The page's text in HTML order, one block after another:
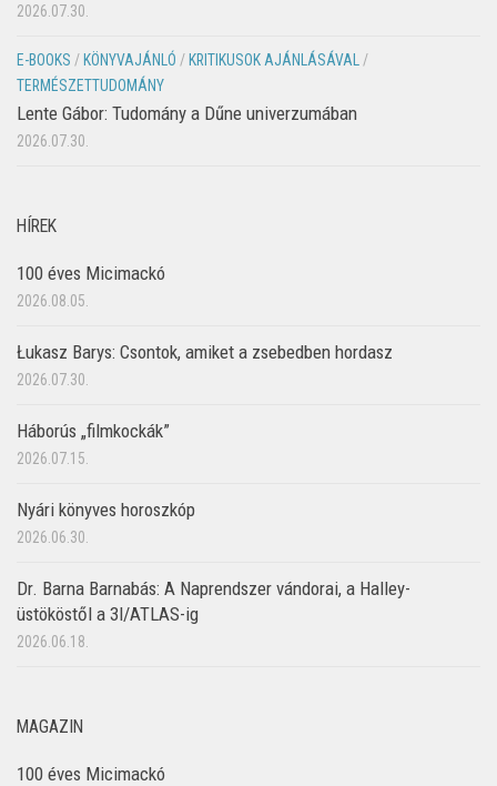
2026.07.30.
E-BOOKS / KÖNYVAJÁNLÓ / KRITIKUSOK AJÁNLÁSÁVAL
/
TERMÉSZETTUDOMÁNY
Lente Gábor: Tudomány a Dűne univerzumában
2026.07.30.
HÍREK
100 éves Micimackó
2026.08.05.
Łukasz Barys: Csontok, amiket a zsebedben hordasz
2026.07.30.
Háborús „filmkockák”
2026.07.15.
Nyári könyves horoszkóp
2026.06.30.
Dr. Barna Barnabás: A Naprendszer vándorai, a Halley-
üstököstől a 3I/ATLAS-ig
2026.06.18.
MAGAZIN
100 éves Micimackó